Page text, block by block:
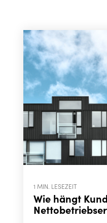
1 MIN. LESEZEIT
Wie hängt